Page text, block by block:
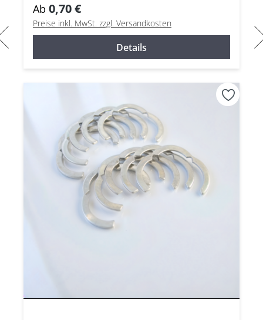
Ab 0,70 €
Preise inkl. MwSt. zzgl. Versandkosten
Details